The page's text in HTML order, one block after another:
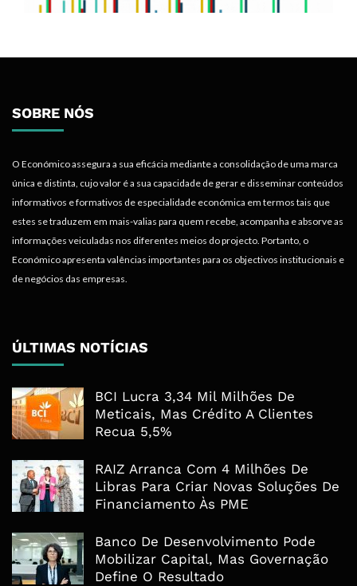
SOBRE NÓS
O Económico assegura a sua eficácia mediante a consolidação de uma marca
única e distinta, cujo valor é a sua capacidade de gerar e disseminar conteúdos
informativos e formativos de especialidade económica em termos tais que
estes se traduzem em mais-valias para quem recebe, acompanha e absorve as
informações veiculadas nos diferentes meios do projecto. Portanto, o
Económico apresenta valências importantes para os objectivos institucionais e
de negócios das empresas.
ÚLTIMAS NOTÍCIAS
BCI Lucra 3,34 Mil Milhões De
Meticais, Mas Crédito A Clientes
Recua 5,5%
RAIZ Arranca Com 4 Milhões De
Libras Para Criar Novas Soluções De
Financiamento Às PME
Banco De Desenvolvimento Pode
Mobilizar Capital, Mas Governação
Define O Resultado